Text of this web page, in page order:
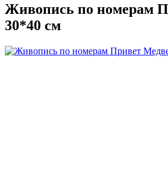
Живопись по номерам
30*40 см